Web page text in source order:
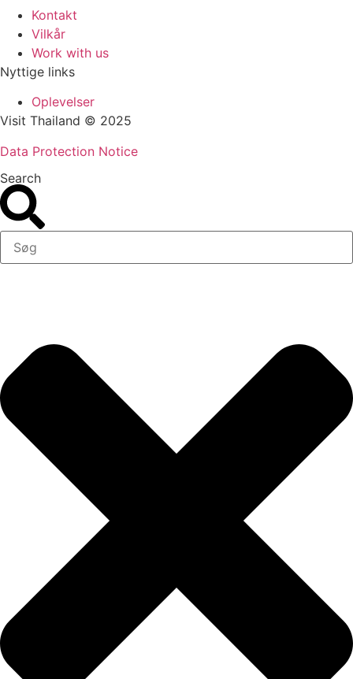
Kontakt
Vilkår
Work with us
Nyttige links
Oplevelser
Visit Thailand © 2025
Data Protection Notice
Search